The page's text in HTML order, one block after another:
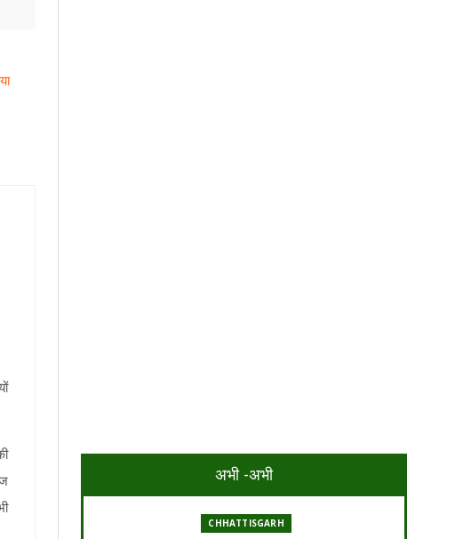
अभी -अभी
CHHATTISGARH